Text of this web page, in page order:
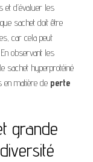
d’évaluer les
sachet doit être
car cela peut
observant les
sachet hyperprotéiné
en matière de perte
grande